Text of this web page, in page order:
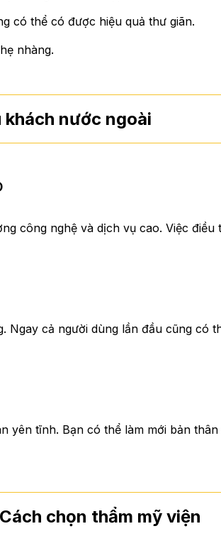
có thể có được hiệu quả thư giãn.
nhàng.
khách nước ngoài
công nghệ và dịch vụ cao. Việc điều
Ngay cả người dùng lần đầu cũng có
yên tĩnh. Bạn có thể làm mới bản thân
chọn thẩm mỹ viện